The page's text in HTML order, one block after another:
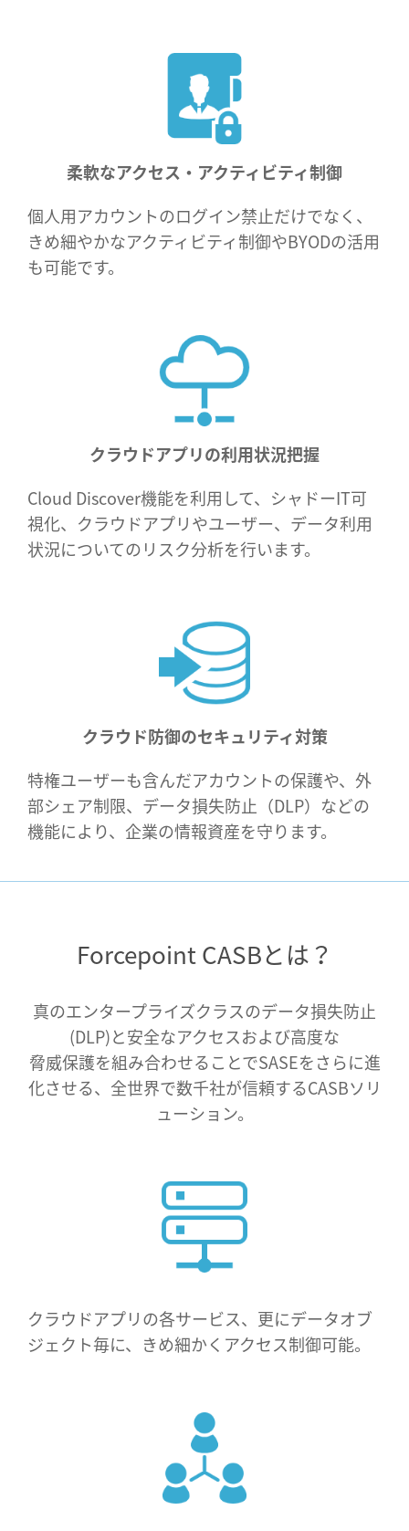
柔軟なアクセス・アクティビティ制御
個人用アカウントのログイン禁止だけでなく、
きめ細やかなアクティビティ制御やBYODの活用
も可能です。
クラウドアプリの利用状況把握
Cloud Discover機能を利用して、シャドーIT可
視化、クラウドアプリやユーザー、データ利用
状況についてのリスク分析を行います。
クラウド防御のセキュリティ対策
特権ユーザーも含んだアカウントの保護や、外
部シェア制限、データ損失防止（DLP）などの
機能により、企業の情報資産を守ります。
Forcepoint CASBとは？
真のエンタープライズクラスのデータ損失防止
(DLP)と安全なアクセスおよび高度な
脅威保護を組み合わせることでSASEをさらに進
化させる、全世界で数千社が信頼するCASBソリ
ューション。
クラウドアプリの各サービス、更にデータオブ
ジェクト毎に、きめ細かくアクセス制御可能。